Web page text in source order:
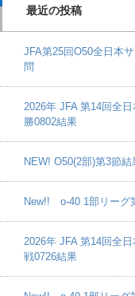
最近の投稿
JFA第25回O50全日本
問
2026年 JFA 第14回全
勝0802結果
NEW! O50(2部)第3節結
New!! o-40 1部リーグ
2026年 JFA 第14回全
戦0726結果